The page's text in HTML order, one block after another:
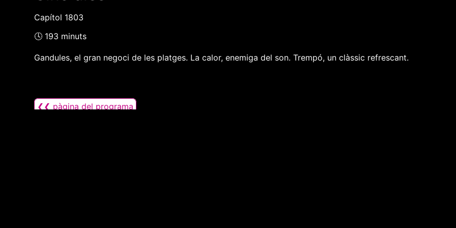
Capítol 1803
🕓 193 minuts
Gandules, el gran negoci de les platges. La calor, enemiga del son. Trempó, un clàssic refrescant.
❮❮ pàgina del programa